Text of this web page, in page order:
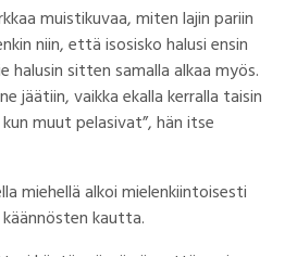
muistikuvaa, miten lajin pariin
niin, että isosisko halusi ensin
halusin sitten samalla alkaa myös.
jäätiin, vaikka ekalla kerralla taisin
muut pelasivat”, hän itse
miehellä alkoi mielenkiintoisesti
kautta.